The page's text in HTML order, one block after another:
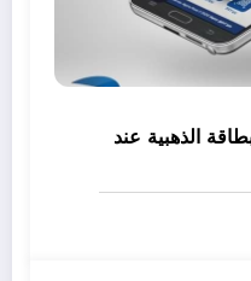
الذهبية عند